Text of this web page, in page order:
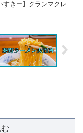
すきー】クランマクレ